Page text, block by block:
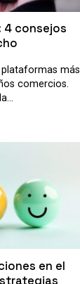
4 consejos
plataformas más
comercios.
en el